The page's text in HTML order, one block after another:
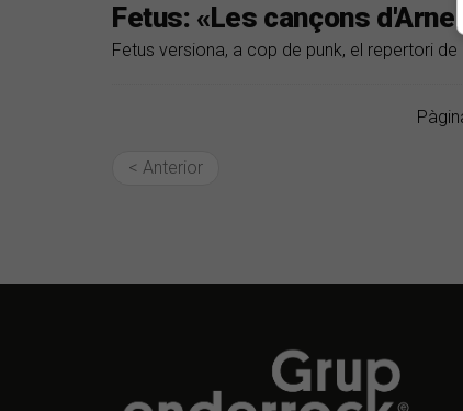
Fetus: «Les cançons
Fetus versiona, a cop de punk, el repertori
< Anterior